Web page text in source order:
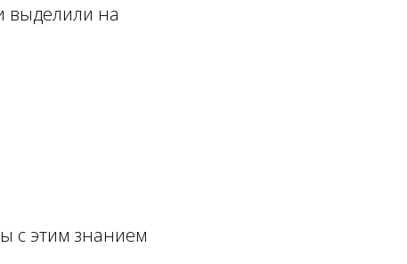
выделили на
с этим знанием